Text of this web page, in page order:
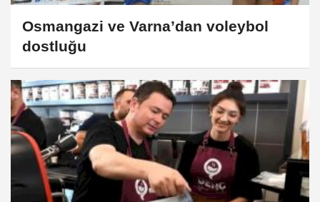
Osmangazi ve Varna’dan voleybol
dostluğu